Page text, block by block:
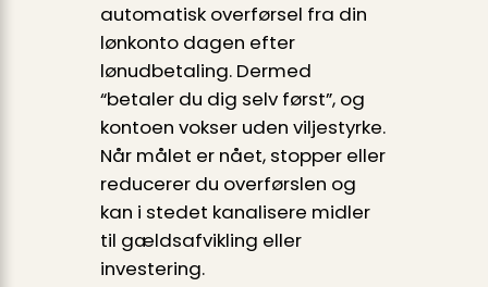
automatisk overførsel fra din
lønkonto dagen efter
lønudbetaling. Dermed
“betaler du dig selv først”, og
kontoen vokser uden viljestyrke.
Når målet er nået, stopper eller
reducerer du overførslen og
kan i stedet kanalisere midler
til gældsafvikling eller
investering.